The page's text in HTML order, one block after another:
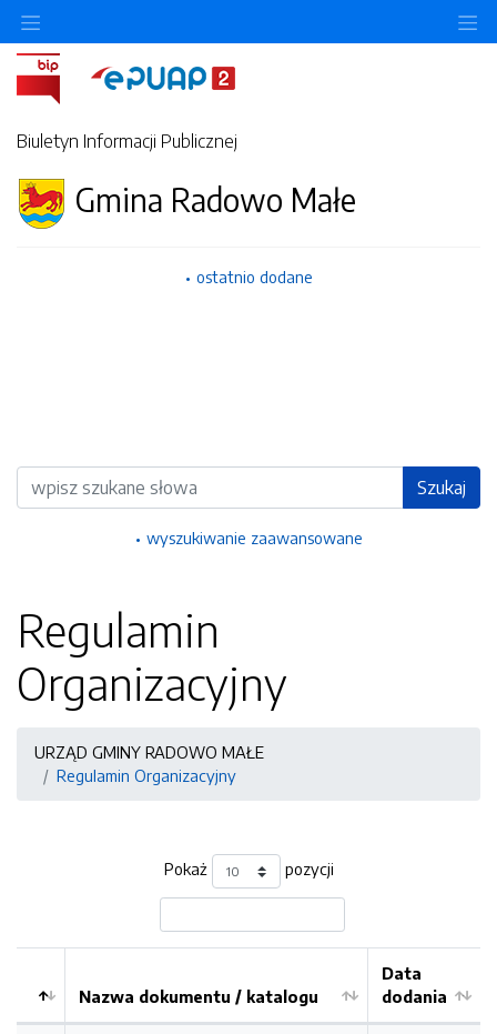
Biuletyn Informacji Publicznej
Gmina Radowo Małe
ostatnio dodane
Wyszukiwarka Szukaj
wyszukiwanie zaawansowane
Regulamin
Organizacyjny
URZĄD GMINY RADOWO MAŁE
Regulamin Organizacyjny
Pokaż pozycji
Kolejność
Nazwa dokumentu / katalogu
Data
dodania